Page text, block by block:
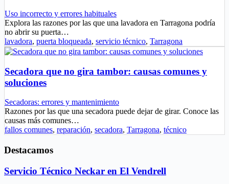
Uso incorrecto y errores habituales
Explora las razones por las que una lavadora en Tarragona podría
no abrir su puerta…
lavadora, puerta bloqueada, servicio técnico, Tarragona
Secadora que no gira tambor: causas comunes y
soluciones
Secadoras: errores y mantenimiento
Razones por las que una secadora puede dejar de girar. Conoce las
causas más comunes…
fallos comunes, reparación, secadora, Tarragona, técnico
Destacamos
Servicio Técnico Neckar en El Vendrell